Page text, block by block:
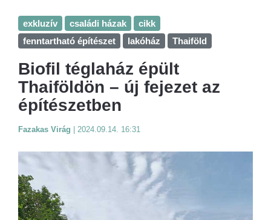
exkluzív családi házak
cikk
fenntartható építészet
lakóház Thaiföld
Biofil téglaház épült
Thaiföldön – új fejezet az
építészetben
Fazakas Virág 2024.09.14. 16:31